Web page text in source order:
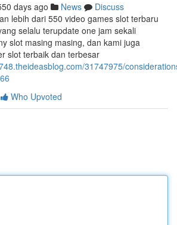
days ago News
Discuss
lebih dari 550 video games slot terbaru
selalu terupdate one jam sekali
slot masing masing, dan kami juga
slot terbaik dan terbesar
31747975/
Who Upvoted